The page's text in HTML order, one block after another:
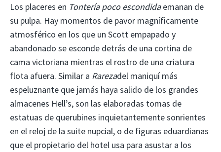
Los placeres en Tontería poco escondidaemanan de
su pulpa. Hay momentos de pavor magníficamente
atmosférico en los que un Scott empapado y
abandonado se esconde detrás de una cortina de
cama victoriana mientras el rostro de una criatura
flota afuera. Similar a Rarezadel maniquí más
espeluznante que jamás haya salido de los grandes
almacenes Hell’s, son las elaboradas tomas de
estatuas de querubines inquietantemente sonrientes
en el reloj de la suite nupcial, o de figuras eduardianas
que el propietario del hotel usa para asustar a los